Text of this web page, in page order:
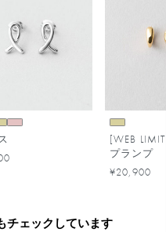
[WEB
プランプ
¥20,900
チェックしています